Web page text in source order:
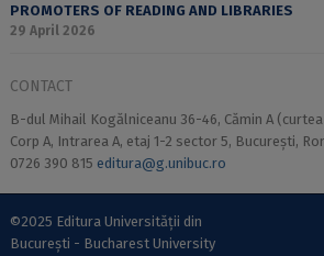
PROMOTERS OF READING AND LIBRARIES
29 April 2026
CONTACT
B-dul Mihail Kogălniceanu 36-46, Cămin A
Corp A, Intrarea A, etaj 1-2 sector 5, București,
0726 390 815 editura@g.unibuc.ro
©2025 Editura Universității din
București - Bucharest University